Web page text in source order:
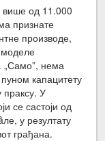
више од 11.000
признате
производе,
моделе
нема
капацитету
У
се састоји од
у резултату
грађана.